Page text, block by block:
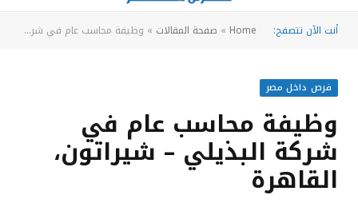
أنت الآن تتصفح: Home
» صفحة المقالات » وظيفة محاسب عام في شركة البذيلي – شيراتون، القاهرة
فرص داخل مصر
وظيفة محاسب عام في
شركة البذيلي – شيراتون،
القاهرة